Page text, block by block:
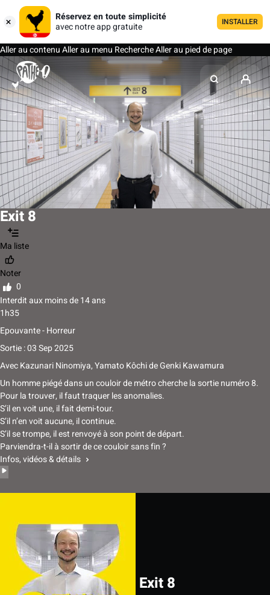
Réservez en toute simplicité
avec notre app gratuite
INSTALLER
Aller au contenuAller au menu RechercheAller au pied de page
Exit 8
Ma liste
Noter
0
Interdit aux moins de 14 ans
1h35
Epouvante - Horreur
Sortie : 03 Sep 2025
AvecKazunari Ninomiya, Yamato KôchideGenki Kawamura
Un homme piégé dans un couloir de métro cherche la sortie numéro 8.
Pour la trouver, il faut traquer les anomalies.
S’il en voit une, il fait demi-tour.
S’il n’en voit aucune, il continue.
S’il se trompe, il est renvoyé à son point de départ.
Parviendra-t-il à sortir de ce couloir sans fin ?
Infos, vidéos & détails
Exit 8